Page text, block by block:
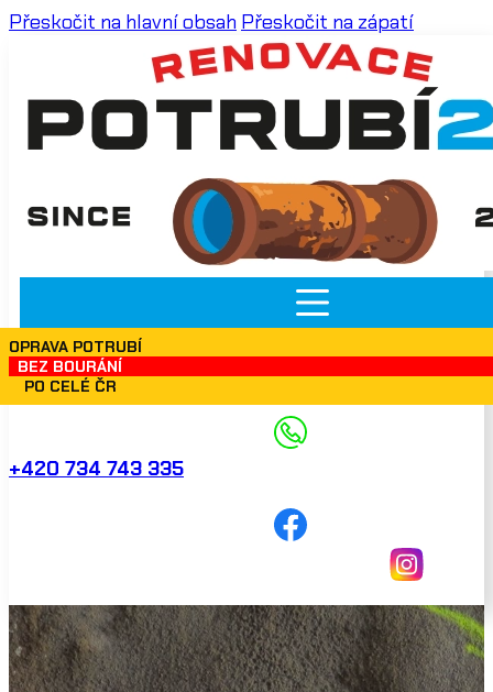
Přeskočit na hlavní obsah Přeskočit na zápatí
OPRAVA POTRUBÍ
BEZ BOURÁNÍ
PO CELÉ ČR
+420 734 743 335